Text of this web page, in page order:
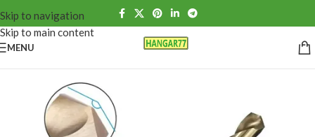
Skip to navigation
Skip to main content
MENU